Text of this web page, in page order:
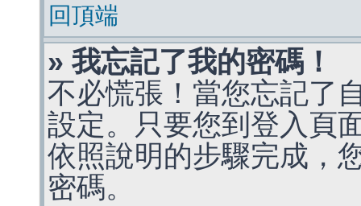
回頂端
» 我忘記了我的密碼！
不必慌張！當您忘記了
設定。只要您到登入頁
依照說明的步驟完成，
密碼。